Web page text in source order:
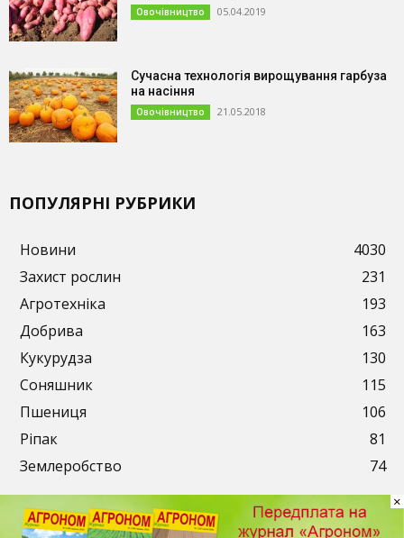
Овочівництво 05.04.2019
Сучасна технологія вирощування гарбуза
на насіння
Овочівництво 21.05.2018
ПОПУЛЯРНІ РУБРИКИ
Новини
4030
Захист рослин
231
Агротехніка
193
Добрива
163
Кукурудза
130
Соняшник
115
Пшениця
106
Ріпак
81
Землеробство
74
×